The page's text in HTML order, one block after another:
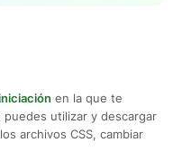
en la que te
puedes utilizar y descargar
archivos CSS, cambiar